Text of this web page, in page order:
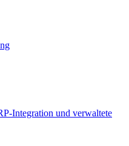
Integration und verwaltete